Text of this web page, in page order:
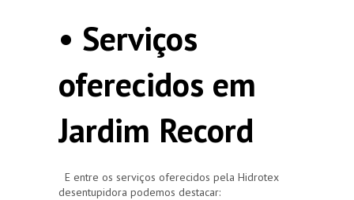
• Serviços
oferecidos em
Jardim Record
E entre os serviços oferecidos pela Hidrotex
desentupidora podemos destacar: